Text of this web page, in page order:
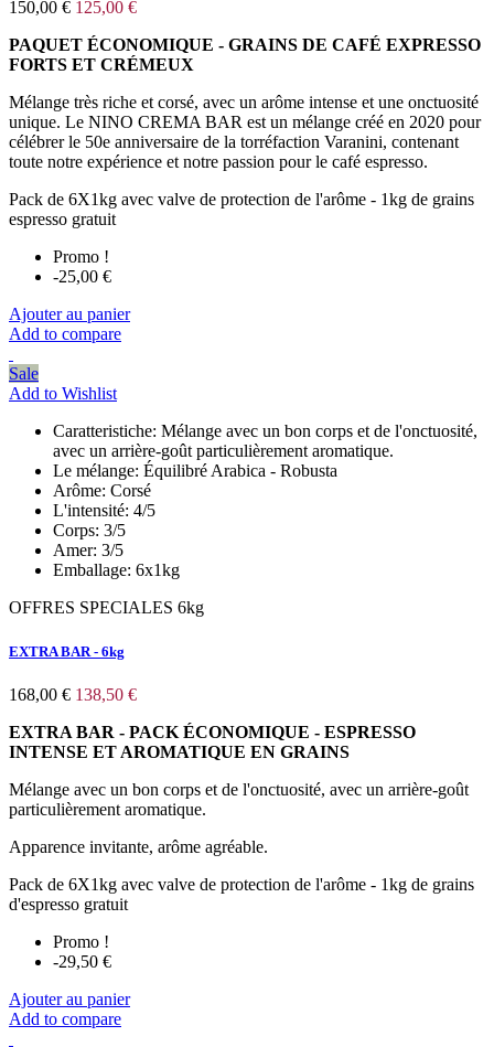
150,00 € 125,00 €
PAQUET ÉCONOMIQUE - GRAINS DE CAFÉ EXPRESSO
FORTS ET CRÉMEUX
Mélange très riche et corsé, avec un arôme intense et une onctuosité
unique. Le NINO CREMA BAR est un mélange créé en 2020 pour
célébrer le 50e anniversaire de la torréfaction Varanini, contenant
toute notre expérience et notre passion pour le café espresso.
Pack de 6X1kg avec valve de protection de l'arôme - 1kg de grains
espresso gratuit
Promo !
-25,00 €
Ajouter au panier
Add to compare
Sale
Add to Wishlist
Caratteristiche: Mélange avec un bon corps et de l'onctuosité,
avec un arrière-goût particulièrement aromatique.
Le mélange: Équilibré Arabica - Robusta
Arôme: Corsé
L'intensité: 4/5
Corps: 3/5
Amer: 3/5
Emballage: 6x1kg
OFFRES SPECIALES 6kg
EXTRA BAR - 6kg
168,00 € 138,50 €
EXTRA BAR - PACK ÉCONOMIQUE - ESPRESSO
INTENSE ET AROMATIQUE EN GRAINS
Mélange avec un bon corps et de l'onctuosité, avec un arrière-goût
particulièrement aromatique.
Apparence invitante, arôme agréable.
Pack de 6X1kg avec valve de protection de l'arôme - 1kg de grains
d'espresso gratuit
Promo !
-29,50 €
Ajouter au panier
Add to compare